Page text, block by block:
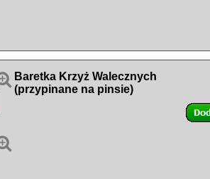
Baretka Krzyż Walecznych
(przypinane na pinsie)